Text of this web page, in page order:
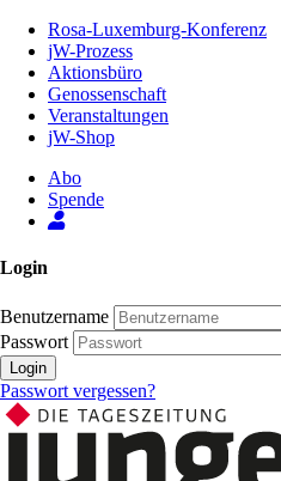
Inhalt
Seite
Rosa-Luxemburg-Konferenz
jW-Prozess
Aktionsbüro
Genossenschaft
Veranstaltungen
jW-Shop
Abo
Spende
Login
Benutzername
Passwort
Login
Passwort vergessen?